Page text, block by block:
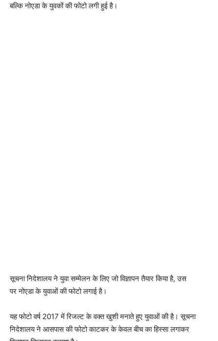
बल्कि नोएडा के युवकों की फोटो लगी हुई है।
सूचना निदेशालय ने युवा सम्मेलन के लिए जो विज्ञापन तैयार किया है, उस
पर नोएडा के युवाओं की फोटो लगाई है।
यह फोटो वर्ष 2017 में रिजल्ट के वक्त खुशी मनाते हुए युवाओं की है। सूचना
निदेशालय ने आसपास की फोटो काटकर के केवल बीच का हिस्सा लगाकर